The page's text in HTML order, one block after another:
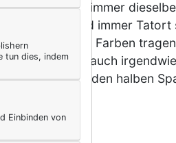
Ja, man kann immer
Sonntagabend immer
Und dieselben Farben
es das Leben auch
verpasst man den halben
tun dies, indem
Einbinden von